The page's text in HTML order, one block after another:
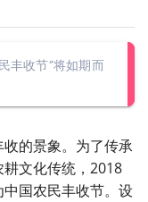
丰收节”将如期而
的景象。为了传承
文化传统，2018
国农民丰收节。设